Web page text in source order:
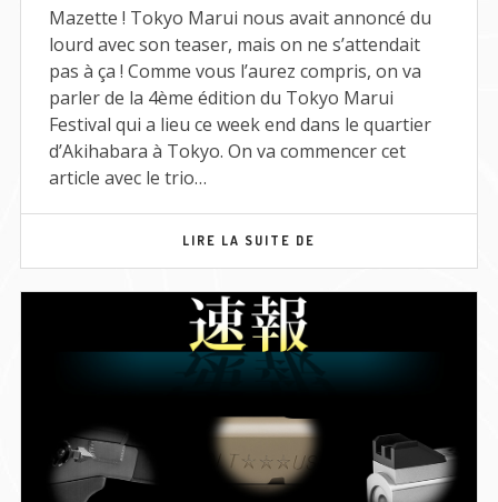
DE
NOUVEAUTÉS
Mazette ! Tokyo Marui nous avait annoncé du
lourd avec son teaser, mais on ne s’attendait
pas à ça ! Comme vous l’aurez compris, on va
parler de la 4ème édition du Tokyo Marui
Festival qui a lieu ce week end dans le quartier
d’Akihabara à Tokyo. On va commencer cet
article avec le trio…
LIRE LA SUITE DE
NOUVEAUTÉS